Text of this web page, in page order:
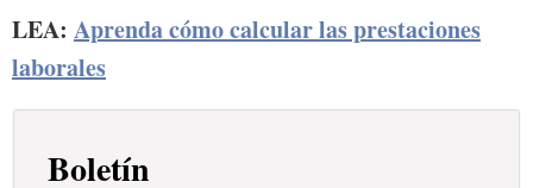
LEA: Aprenda cómo calcular las prestaciones
laborales
Boletín